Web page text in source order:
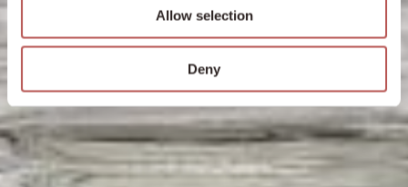
Allow selection
Deny